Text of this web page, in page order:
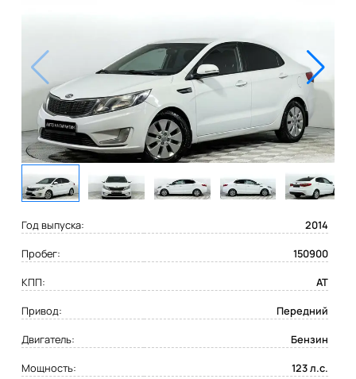
Год выпуска:
2014
Пробег:
150900
КПП:
AT
Привод:
Передний
Двигатель:
Бензин
Мощность:
123 л.с.